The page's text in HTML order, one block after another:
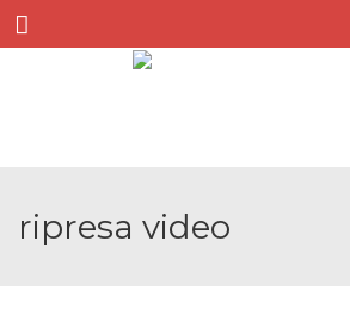
Menu
ripresa video